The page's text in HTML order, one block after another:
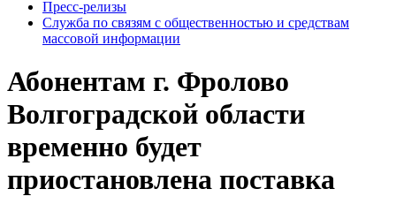
Пресс-релизы
Служба по связям с общественностью и средствам
массовой информации
Абонентам г. Фролово
Волгоградской области
временно будет
приостановлена поставка